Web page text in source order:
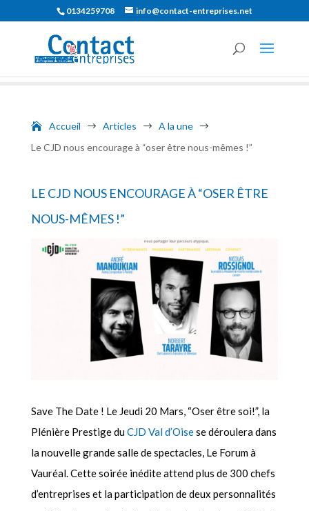
0134259708 info@contact-entreprises.net
Accueil $ Articles $ A la une $
Le CJD nous encourage à “oser être nous-mêmes !”
LE CJD NOUS ENCOURAGE À “OSER ÊTRE
NOUS-MÊMES !”
Save The Date ! Le Jeudi 20 Mars, “Oser être soi!”, la
Plénière Prestige duCJD Val d’Oisese déroulera dans
la nouvelle grande salle de spectacles, Le Forum à
Vauréal. Cette soirée inédite attend plus de 300 chefs
d’entreprises et la participation de deux personnalités